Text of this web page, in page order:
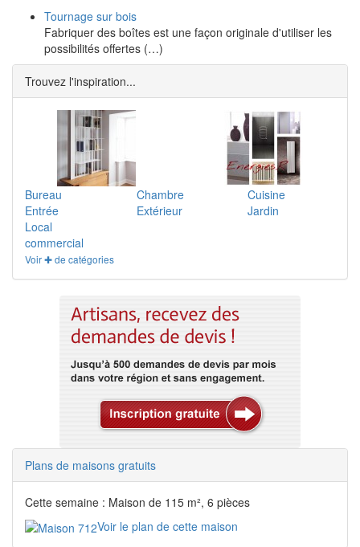
Tournage sur bois
Fabriquer des boîtes est une façon originale d'utiliser les
possibilités offertes (…)
Trouvez l'inspiration...
Bureau Chambre
Cuisine
Entrée
Extérieur
Jardin
Local
commercial
Voir ✚ de catégories
Plans de maisons gratuits
Cette semaine : Maison de 115 m², 6 pièces
Voir le plan de cette maison